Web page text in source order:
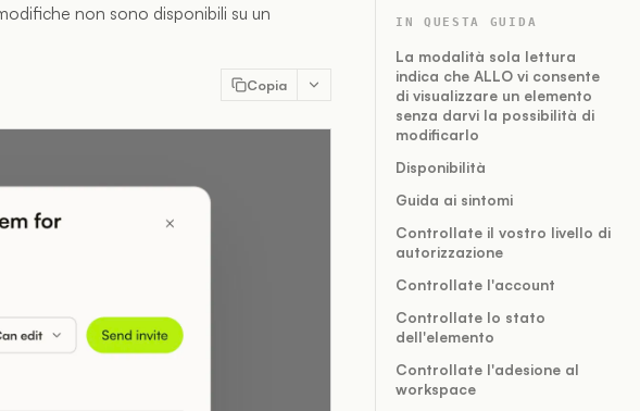
non sono disponibili su un
Copia
IN QUESTA GUIDA
La modalità sola lettura
indica che ALLO vi consente
di visualizzare un elemento
senza darvi la possibilità di
modificarlo
Disponibilità
Guida ai sintomi
Controllate il vostro livello di
autorizzazione
Controllate l'account
Controllate lo stato
dell'elemento
Controllate l'adesione al
workspace